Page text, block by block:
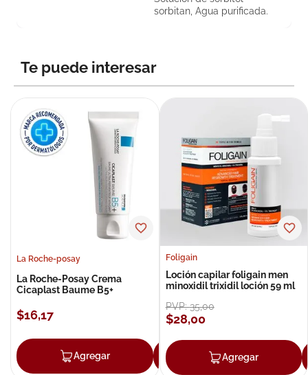
sorbitan, Agua purificada.
Te puede interesar
La Roche-posay
La Roche-Posay Crema
Cicaplast Baume B5+
$16,17
Agregar Agregar
Foligain
Loción capilar foligain men
minoxidil trixidil loción 59 ml
PVP:35,00
$28,00
Agregar